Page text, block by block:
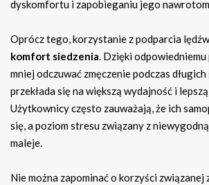
dyskomfortu i zapobieganiu jego
Oprócz tego, korzystanie z podparcia
komfort siedzenia. Dzięki
mniej odczuwać zmęczenie podczas
przekłada się na większą wydajność i
Użytkownicy często zauważają, że ich
się, a poziom stresu związany z
maleje.
Nie można zapominać o korzyści związanej